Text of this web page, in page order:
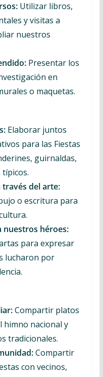
Utilizar libros,
y visitas a
nuestros
Presentar los
en
o maquetas.
Elaborar juntos
para las Fiestas
guirnaldas,
través del arte:
o escritura para
nuestros héroes:
para expresar
lucharon por
Compartir platos
himno nacional y
tradicionales.
Compartir
con vecinos,